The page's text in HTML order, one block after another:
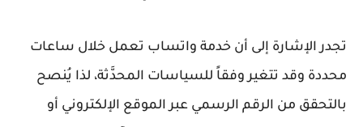
تجدر الإشارة إلى أن خدمة واتساب تعمل خلال ساعات
محددة وقد تتغير وفقاً للسياسات المحدَّثة، لذا يُنصح
بالتحقق من الرقم الرسمي عبر الموقع الإلكتروني أو